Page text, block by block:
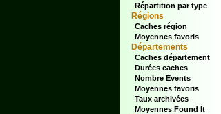
Répartition par type
Régions
Caches région
Moyennes favoris
Départements
Caches département
Durées caches
Nombre Events
Moyennes favoris
Taux archivées
Moyennes Found It